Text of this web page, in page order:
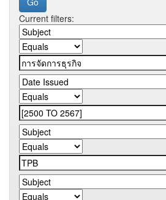
Current filters: